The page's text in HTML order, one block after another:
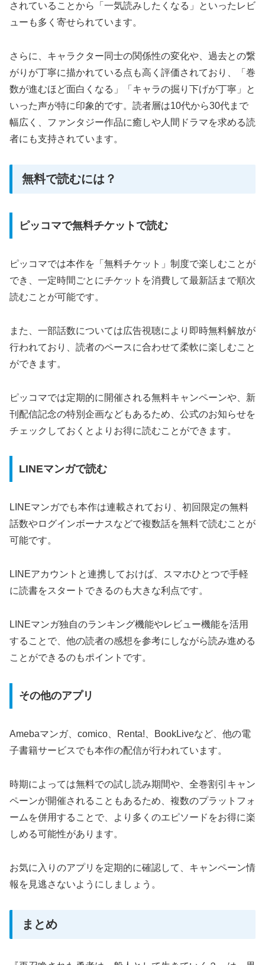
されていることから「一気読みしたくなる」といったレビ
ューも多く寄せられています。
さらに、キャラクター同士の関係性の変化や、過去との繋
がりが丁寧に描かれている点も高く評価されており、「巻
数が進むほど面白くなる」「キャラの掘り下げが丁寧」と
いった声が特に印象的です。読者層は10代から30代まで
幅広く、ファンタジー作品に癒しや人間ドラマを求める読
者にも支持されています。
無料で読むには？
ピッコマで無料チケットで読む
ピッコマでは本作を「無料チケット」制度で楽しむことが
でき、一定時間ごとにチケットを消費して最新話まで順次
読むことが可能です。
また、一部話数については広告視聴により即時無料解放が
行われており、読者のペースに合わせて柔軟に楽しむこと
ができます。
ピッコマでは定期的に開催される無料キャンペーンや、新
刊配信記念の特別企画などもあるため、公式のお知らせを
チェックしておくとよりお得に読むことができます。
LINEマンガで読む
LINEマンガでも本作は連載されており、初回限定の無料
話数やログインボーナスなどで複数話を無料で読むことが
可能です。
LINEアカウントと連携しておけば、スマホひとつで手軽
に読書をスタートできるのも大きな利点です。
LINEマンガ独自のランキング機能やレビュー機能を活用
することで、他の読者の感想を参考にしながら読み進める
ことができるのもポイントです。
その他のアプリ
Amebaマンガ、comico、Renta!、BookLiveなど、他の電
子書籍サービスでも本作の配信が行われています。
時期によっては無料での試し読み期間や、全巻割引キャン
ペーンが開催されることもあるため、複数のプラットフォ
ームを併用することで、より多くのエピソードをお得に楽
しめる可能性があります。
お気に入りのアプリを定期的に確認して、キャンペーン情
報を見逃さないようにしましょう。
まとめ